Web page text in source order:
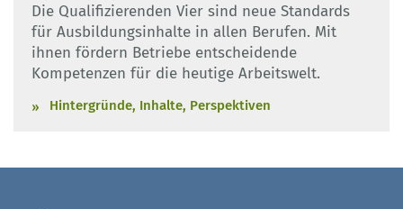
Die Qualifizierenden Vier sind neue Standards
für Ausbildungsinhalte in allen Berufen. Mit
ihnen fördern Betriebe entscheidende
Kompetenzen für die heutige Arbeitswelt.
Hintergründe, Inhalte, Perspektiven